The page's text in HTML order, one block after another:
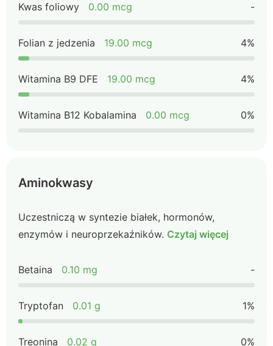
Kwas foliowy 0.00 mcg -
Folian z jedzenia 19.00 mcg 4%
Witamina B9 DFE 19.00 mcg 4%
Witamina B12 Kobalamina 0.00 mcg 0%
Aminokwasy
Uczestniczą w syntezie białek, hormonów,
enzymów i neuroprzekaźników. Czytaj więcej
Betaina 0.10 mg -
Tryptofan 0.01 g 1%
Treonina 0.02 g 0%